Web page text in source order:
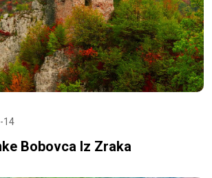
14
Bobovca Iz Zraka